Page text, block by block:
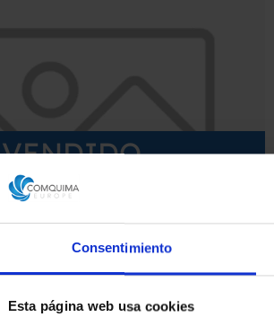
Consentimiento
Esta página web usa cookies
VENDIDO